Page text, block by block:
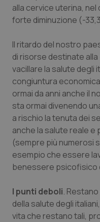
alla cervice uterina,
forte diminuzione (-
Il ritardo del nostro
di risorse destinate
vacillare la salute degli
congiuntura
ormai da anni anche il
sta ormai divenendo
a rischio la tenuta dei
anche la salute reale e
(sempre più numerosi
esempio che essere
benessere psicofisico
I punti deboli.
della salute degli
vita che restano tali,